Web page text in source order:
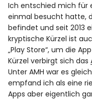
Ich entschied mich für
einmal besucht hatte,
befindet und seit 2013
kryptische Kürzel ist
„Play Store“, um die
Kürzel verbirgt sich das
Unter AMH war es
empfand ich als eine
Apps aber eigentlich